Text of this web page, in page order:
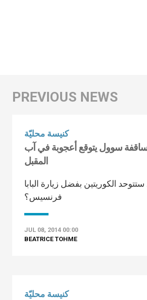
كنيسة محليّة
سوول يتوقع أعجوبة في آب
المقبل
الكوريتين بفضل زيارة البابا
فرنسيس؟
JUL 08, 2014 00:00
BEATRICE TOHME
كنيسة محليّة